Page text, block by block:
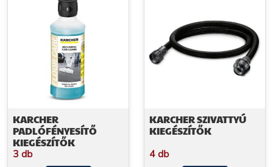
KARCHER
PADLÓFÉNYESÍTŐ
KIEGÉSZÍTŐK
3 db
KARCHER SZIVATTYÚ
KIEGÉSZÍTŐK
4 db